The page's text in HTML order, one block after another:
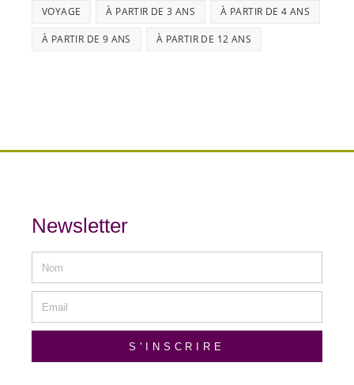
VOYAGE À PARTIR DE 3 ANS À PARTIR DE 4 ANS
À PARTIR DE 9 ANS À PARTIR DE 12 ANS
Newsletter
S'INSCRIRE